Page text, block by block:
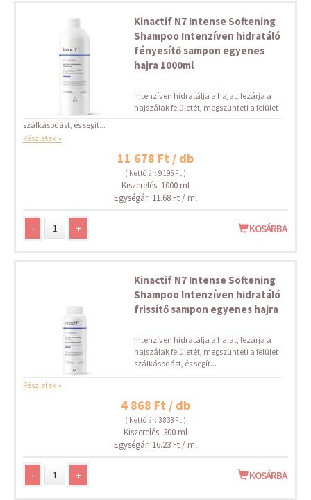
Kinactif N7 Intense Softening
Shampoo Intenzíven hidratáló
fényesítő sampon egyenes
hajra 1000ml
Intenzíven hidratálja a hajat, lezárja a
hajszálak felületét, megszünteti a felület
szálkásodást, és segít...
Részletek »
11 678 Ft / db
( Nettó ár: 9 195 Ft )
Kiszerelés: 1000 ml
Egységár: 11.68 Ft / ml
- + KOSÁRBA
Kinactif N7 Intense Softening
Shampoo Intenzíven hidratáló
frissítő sampon egyenes hajra
Intenzíven hidratálja a hajat, lezárja a
hajszálak felületét, megszünteti a felület
szálkásodást, és segít...
Részletek »
4 868 Ft / db
( Nettó ár: 3 833 Ft )
Kiszerelés: 300 ml
Egységár: 16.23 Ft / ml
- + KOSÁRBA